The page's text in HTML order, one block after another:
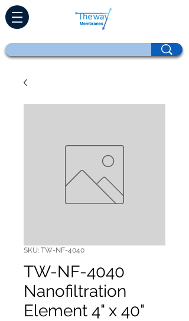
SKU: TW-NF-4040
TW-NF-4040
Nanofiltration
Element 4" x 40"